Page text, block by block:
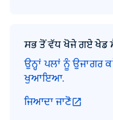
ਸਭ ਤੋਂ ਵੱਧ ਖੋਜੇ ਗਏ ਖੇਡ
ਉਨ੍ਹਾਂ ਪਲਾਂ ਨੂੰ ਉਜਾਗਰ
ਖੁਆਇਆ.
ਜਿਆਦਾ ਜਾਣੋ